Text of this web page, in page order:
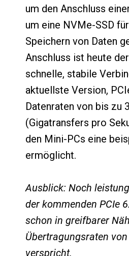
um den Anschluss
um eine NVMe-SSD
Speichern von Daten
Anschluss ist heute
schnelle, stabile
aktuellste Version,
Datenraten von bis zu
(Gigatransfers pro
den Mini-PCs eine
ermöglicht.
Ausblick: Noch
der kommenden PCIe
schon in greifbarer
Übertragungsraten
verspricht.